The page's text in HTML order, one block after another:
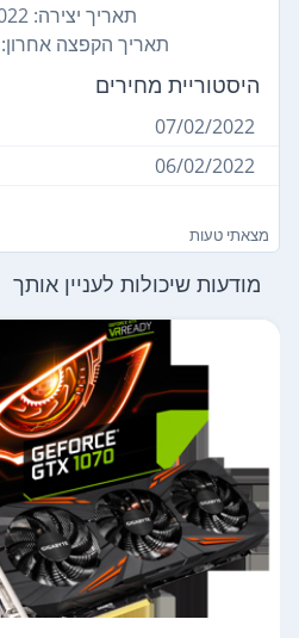
תאריך יצירה: 06/02/2022
תאריך הקפצה אחרון: 07/02/
היסטוריית מחירים
07/02/2022
06/02/2022
מצאתי טעות
מודעות שיכולות לעניין אותך